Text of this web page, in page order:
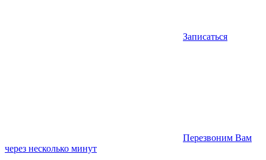
Записаться
Перезвоним Вам
через несколько минут